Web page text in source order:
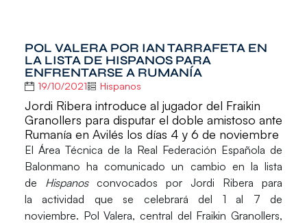
POL VALERA POR IAN TARRAFETA EN
LA LISTA DE HISPANOS PARA
ENFRENTARSE A RUMANÍA
19/10/2021 Hispanos
Jordi Ribera introduce al jugador del Fraikin
Granollers para disputar el doble amistoso ante
Rumanía en Avilés los días 4 y 6 de noviembre
El Área Técnica de la Real Federación Española de
Balonmano ha comunicado un cambio en la lista
de Hispanos convocados porJordi Riberapara
la actividad que se celebrará del 1 al 7 de
noviembre. Pol Valera,central del Fraikin Granollers,